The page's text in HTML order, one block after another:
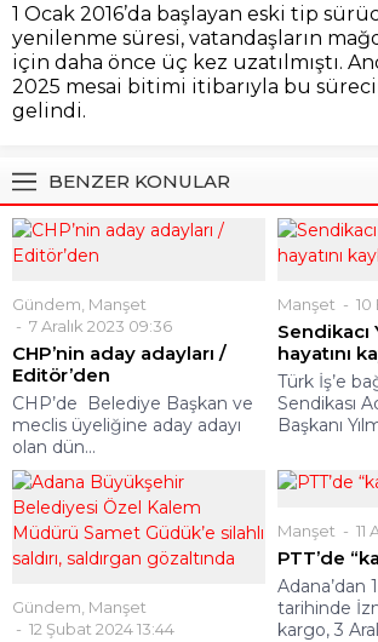
1 Ocak 2016’da başlayan eski tip
yenilenme süresi, vatandaşların
için daha önce üç kez uzatılmıştı.
2025 mesai bitimi itibarıyla bu
gelindi.
BENZER KONULAR
Gündem Manşet
7 Aralık 2023 09:36
CHP’nin aday adayları /
Editör’den
CHP’de Belediye Başkan ve
meclis üyeliğine aday adayı
olan dün...
Manşet 10
Sendikacı
hayatını
Türk İş’e
Sendikası
Başkanı
Gündem Manşet
12 Şubat 2024 13:44
Manşet 11
PTT’de
Adana’dan
tarihinde
kargo, 3